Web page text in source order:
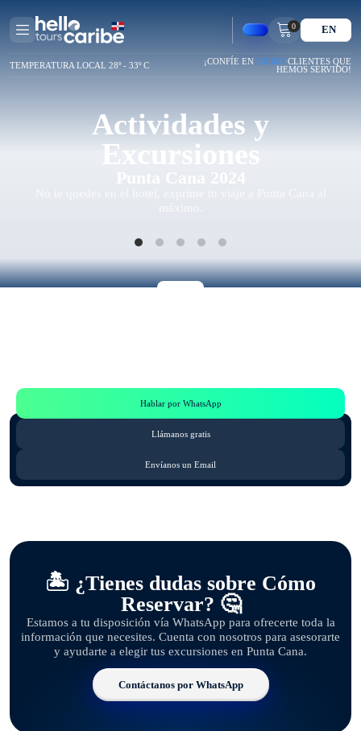
0 EN
TEMPERATURA LOCAL 28º - 33º C ¡CONFÍE EN 250683 CLIENTES QUE
HEMOS SERVIDO!
Actividades y
Excursiones
Hablar por WhatsApp
Llámanos gratis
Envíanos un Email
🏝️ ¿Tienes dudas sobre Cómo
Reservar? 🤔
Estamos a tu disposición vía WhatsApp para ofrecerte toda la
información que necesites. Cuenta con nosotros para asesorarte
y ayudarte a elegir tus excursiones en Punta Cana.
Contáctanos por WhatsApp